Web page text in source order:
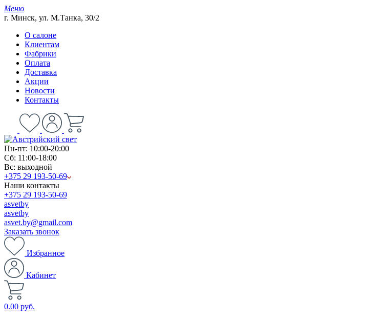
Меню
г. Минск, ул. М.Танка, 30/2
О салоне
Клиентам
Фабрики
Оплата
Доставка
Акции
Новости
Контакты
Пн-пт: 10:00-20:00
Сб: 11:00-18:00
Вс: выходной
+375 29 193-50-69
Наши контакты
+375 29 193-50-69
asvetby
asvetby
asvet.by@gmail.com
Заказать звонок
Избранное
Кабинет
0.00 руб.